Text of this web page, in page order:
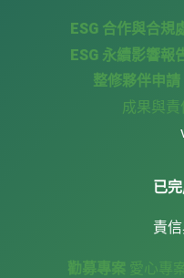
ESG 合作與合規
ESG 永續影響報
整修夥伴申請
成果與責
已
責
勸募專案 愛心專